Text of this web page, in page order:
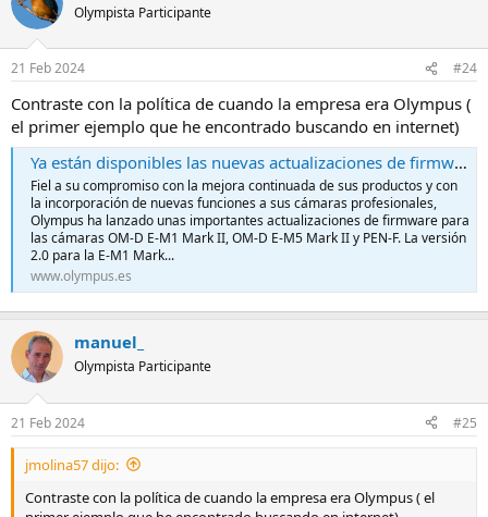
Olympista Participante
21 Feb 2024 #24
Contraste con la política de cuando la empresa era Olympus (
el primer ejemplo que he encontrado buscando en internet)
Ya están disponibles las nuevas actualizaciones de firmware para la OM-D E-M1 Mark II, OM-D E-M5 Mark II y PEN-F de Olympus.
Fiel a su compromiso con la mejora continuada de sus productos y con
la incorporación de nuevas funciones a sus cámaras profesionales,
Olympus ha lanzado unas importantes actualizaciones de firmware para
las cámaras OM-D E-M1 Mark II, OM-D E-M5 Mark II y PEN-F. La versión
2.0 para la E-M1 Mark...
www.olympus.es
manuel_
Olympista Participante
21 Feb 2024 #25
jmolina57 dijo:
Contraste con la política de cuando la empresa era Olympus ( el